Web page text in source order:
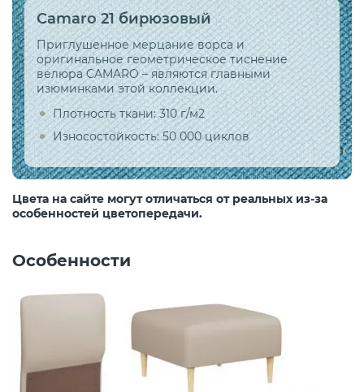
Camaro 21 бирюзовый
Приглушенное мерцание ворса и
оригинальное геометрическое тиснение
велюра CAMARO – являются главными
изюминками этой коллекции.
Плотность ткани: 310 г/м2
Износостойкость: 50 000 циклов
Цвета на сайте могут отличаться от реальных из-за
особенностей цветопередачи.
Особенности